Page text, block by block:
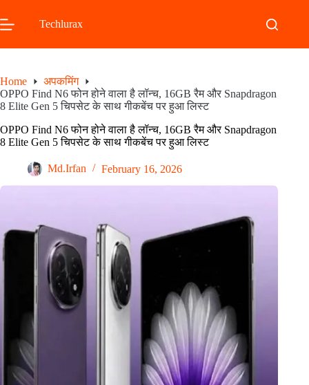
to
content
Techlurax
Home
अपकमिंग
OPPO Find N6 फोन होने वाला है लॉन्च, 16GB रैम और Snapdragon
8 Elite Gen 5 चिपसेट के साथ गीकबेंच पर हुआ लिस्ट
OPPO Find N6 फोन होने वाला है लॉन्च, 16GB रैम और Snapdragon
8 Elite Gen 5 चिपसेट के साथ गीकबेंच पर हुआ लिस्ट
Md.Irfan February 16, 2026